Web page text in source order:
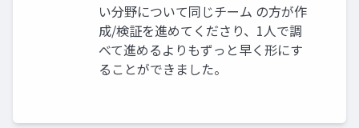
い分野について同じチーム の方が作
成/検証を進めてくださり、1人で調
べて進めるよりもずっと早く形にす
ることができました。